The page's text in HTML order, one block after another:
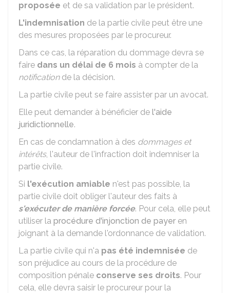
proposée et de sa validation par le président.
L'indemnisation de la partie civile peut être une
des mesures proposées par le procureur.
Dans ce cas, la réparation du dommage devra se
faire dans un délai de 6 mois à compter de la
notificationde la décision.
La partie civile peut se faire assister par un avocat.
Elle peut demander à bénéficier de l'aide
juridictionnelle.
En cas de condamnation à des dommages et
intérêts, l'auteur de l'infraction doit indemniser la
partie civile.
Si l'exécution amiable n'est pas possible, la
partie civile doit obliger l'auteur des faits à
s'exécuter de manière forcée. Pour cela, elle peut
utiliser la procédure d'injonction de payer en
joignant à la demande l'ordonnance de validation.
La partie civile qui n'a pas été indemnisée de
son préjudice au cours de la procédure de
composition pénale conserve ses droits. Pour
cela, elle devra saisir le procureur pour la